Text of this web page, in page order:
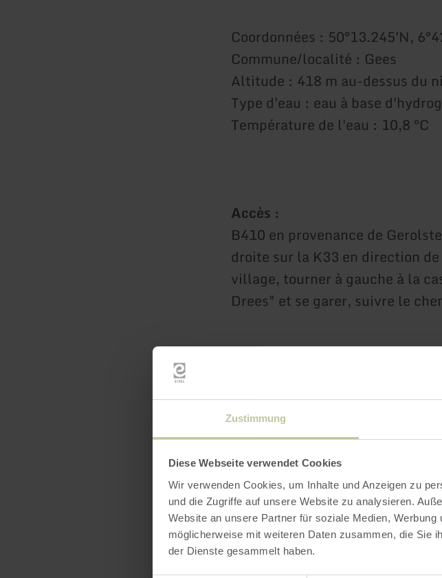
Zustimmung
Diese Webseite verwendet Cookies
Wir verwenden Cookies, um Inhalte und Anzeigen zu
und die Zugriffe auf unsere Website zu analysieren.
Website an unsere Partner für soziale Medien,
möglicherweise mit weiteren Daten zusammen, die Sie
der Dienste gesammelt haben.
Coordonnées : 50°13.245'N,
Commune/localité : Gees
Altitude : 418 m au-dessus du
Type d'eau : eau à base
Température de l'eau : 10,8 °C
Accès :
B410 en provenance de
droite sur la K33 en direction
village, tourner à gauche à la
Drees" et se garer, suivre le